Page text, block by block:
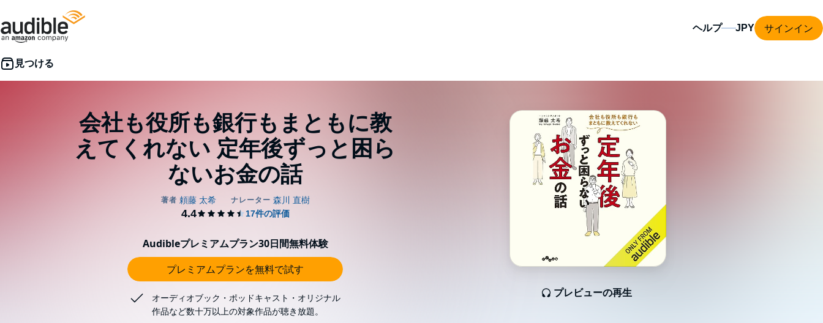
ヘルプ サインイン
会社も役所も銀行もまともに教
えてくれない 定年後ずっと困ら
ないお金の話
プレビューの再生
Audibleプレミアムプラン30日間無料体験
プレミアムプランを無料で試す
オーディオブック・ポッドキャスト・オリジナル
作品など数十万以上の対象作品が聴き放題。